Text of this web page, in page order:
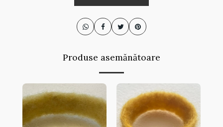
Produse asemănătoare